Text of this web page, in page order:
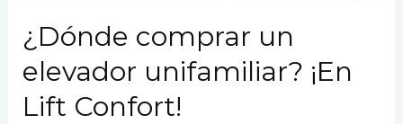
¿Dónde comprar un
elevador unifamiliar? ¡En
Lift Confort!